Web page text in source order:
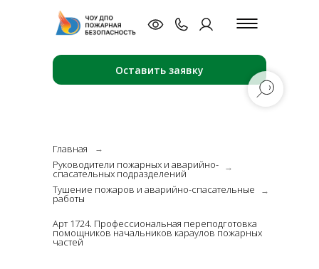
Оставить заявку
Главная
Тушение пожаров и аварийно-спасательные
работы
→
→
→
Руководители пожарных и аварийно-
спасательных подразделений
Арт 1724. Профессиональная переподготовка
помощников начальников караулов пожарных
частей